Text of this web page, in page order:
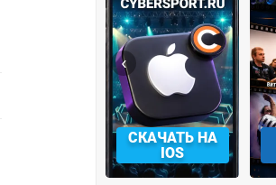
СКАЧАТЬ НА
IOS
‹